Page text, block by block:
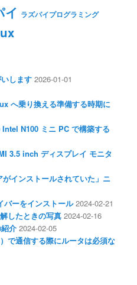
イ ラズパイプログラミング
します 2026-01-01
へ乗り換える準備する時期に
N100 ミニ PC で構築する
3.5 inch ディスプレイ モニタ
がインストールされていた」ニ
ーをインストール 2024-02-21
したときの写真 2024-02-16
介 2024-02-05
で通信する際にルータは必須な